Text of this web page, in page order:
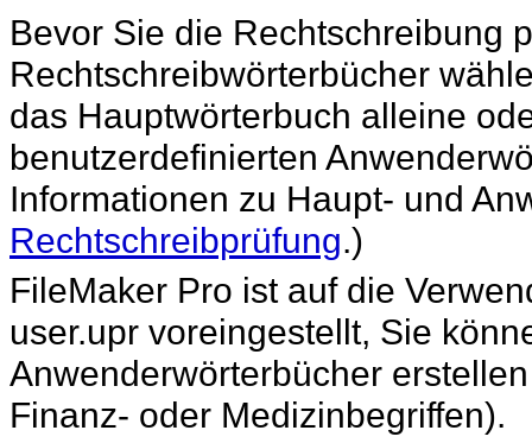
Bevor Sie die Rechtschreibung
Rechtschreibwörterbücher
das Hauptwörterbuch alleine
benutzerdefinierten
Informationen zu Haupt- und
Rechtschreibprüfung.)
FileMaker Pro ist auf die
user.upr voreingestellt, Sie
Anwenderwörterbücher
Finanz- oder Medizinbegriffen).